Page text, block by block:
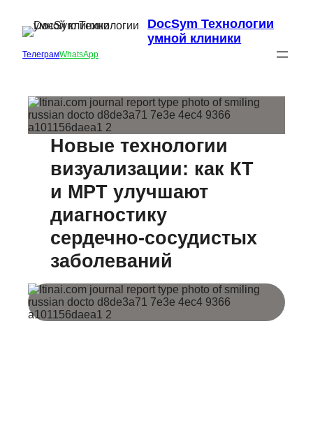
DocSym Технологии
умной клиники
ТелеграмWhatsApp
Новые технологии
визуализации: как КТ
и МРТ улучшают
диагностику
сердечно-сосудистых
заболеваний